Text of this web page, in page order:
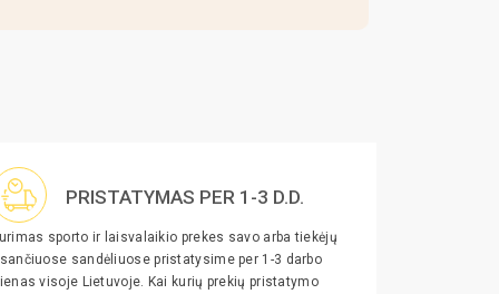
PRISTATYMAS PER 1-3 D.D.
sporto ir laisvalaikio prekes savo arba tiekėjų
sandėliuose pristatysime per 1-3 darbo
visoje Lietuvoje. Kai kurių prekių pristatymo